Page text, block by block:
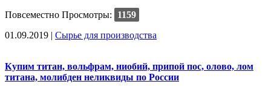
Повсеместно Просмотры:
1159
01.09.2019 | Сырье для производства
Купим титан, вольфрам, ниобий, припой пос, олово, лом
титана, молибден неликвиды по России